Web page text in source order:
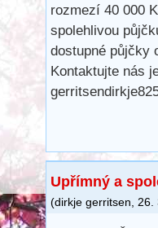
rozmezí 40 000
spolehlivou
dostupné půjčky
Kontaktujte nás
Upřímný a
(dirkje gerritsen, 26.